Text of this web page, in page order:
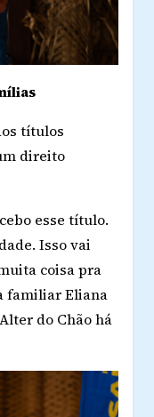
títulos
direito
esse título.
Isso vai
coisa pra
familiar Eliana
do Chão há